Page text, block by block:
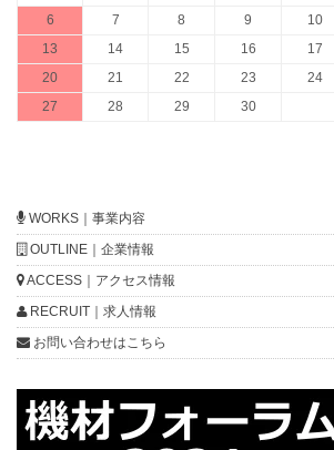
6
7 8 9 10
13
14 15 16 17
20
21 22 23 24
27
28 29 30
WORKS｜事業内容
OUTLINE｜企業情報
ACCESS｜アクセス情報
RECRUIT｜求人情報
お問い合わせはこちら